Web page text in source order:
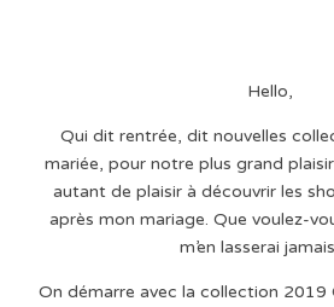
Hello,
Qui dit rentrée, dit nouvelles
mariée, pour notre plus grand
autant de plaisir à découvrir les
après mon mariage. Que voulez-
m’en lasserai
On démarre avec la collection 2019